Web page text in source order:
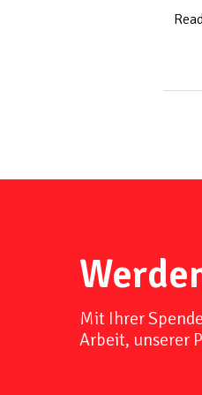
Mit Ihrer
Arbeit, unserer